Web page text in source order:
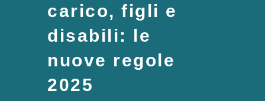
carico, figli e
disabili: le
nuove regole
2025